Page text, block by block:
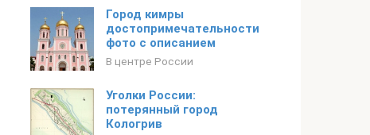
Город кимры
достопримечательности
фото с описанием
В центре России
Уголки России:
потерянный город
Кологрив